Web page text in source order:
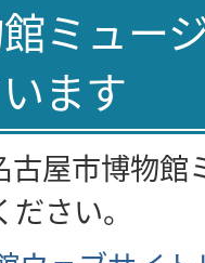
ミュー
ます
古屋市博物館
さい。